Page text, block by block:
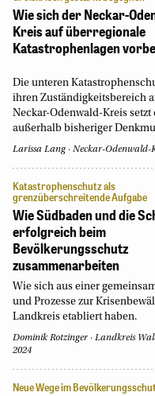
Wie sich der Neckar-
Kreis auf überregionale
Katastrophenlagen
Die unteren
ihren Zuständigkeitsbereich
Neckar-Odenwald-Kreis
außerhalb bisheriger
Larissa Lang Neckar-Odenwald-
Katastrophenschutz als
grenzüberschreitende Aufgabe
Wie Südbaden und die
erfolgreich beim
Bevölkerungsschutz
zusammenarbeiten
Wie sich aus einer
und Prozesse zur
Landkreis etabliert haben.
Dominik Rotzinger Landkreis
2024
Neue Wege im